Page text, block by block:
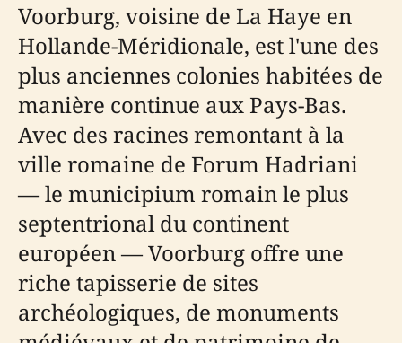
Voorburg, voisine de La Haye en
Hollande-Méridionale, est l'une des
plus anciennes colonies habitées de
manière continue aux Pays-Bas.
Avec des racines remontant à la
ville romaine de Forum Hadriani
— le municipium romain le plus
septentrional du continent
européen — Voorburg offre une
riche tapisserie de sites
archéologiques, de monuments